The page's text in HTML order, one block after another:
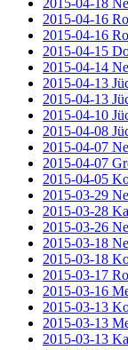
2015-04-18
2015-04-16
2015-04-16
2015-04-15
2015-04-14
2015-04-13
2015-04-13
2015-04-10
2015-04-08
2015-04-07
2015-04-07
2015-04-05
2015-03-29
2015-03-28
2015-03-26
2015-03-18
2015-03-18
2015-03-17
2015-03-16
2015-03-13
2015-03-13
2015-03-13